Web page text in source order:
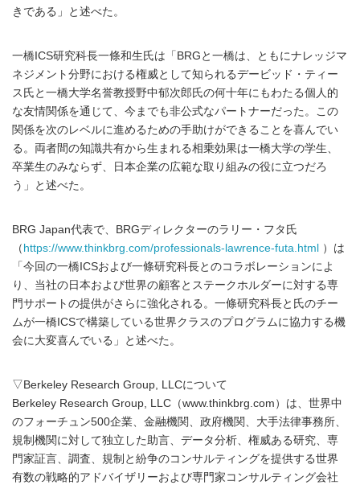
きである」と述べた。
一橋ICS研究科長一條和生氏は「BRGと一橋は、ともにナレッジマ
ネジメント分野における権威として知られるデービッド・ティー
ス氏と一橋大学名誉教授野中郁次郎氏の何十年にもわたる個人的
な友情関係を通じて、今までも非公式なパートナーだった。この
関係を次のレベルに進めるための手助けができることを喜んでい
る。両者間の知識共有から生まれる相乗効果は一橋大学の学生、
卒業生のみならず、日本企業の広範な取り組みの役に立つだろ
う」と述べた。
BRG Japan代表で、BRGディレクターのラリー・フタ氏
（ https://www.thinkbrg.com/professionals-lawrence-futa.html
）は
「今回の一橋ICSおよび一條研究科長とのコラボレーションによ
り、当社の日本および世界の顧客とステークホルダーに対する専
門サポートの提供がさらに強化される。一條研究科長と氏のチー
ムが一橋ICSで構築している世界クラスのプログラムに協力する機
会に大変喜んでいる」と述べた。
▽Berkeley Research Group, LLCについて
Berkeley Research Group, LLC（www.thinkbrg.com）は、世界中
のフォーチュン500企業、金融機関、政府機関、大手法律事務所、
規制機関に対して独立した助言、データ分析、権威ある研究、専
門家証言、調査、規制と紛争のコンサルティングを提供する世界
有数の戦略的アドバイザリーおよび専門家コンサルティング会社